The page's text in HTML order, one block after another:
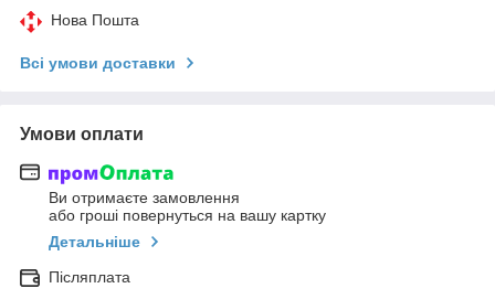
Нова Пошта
Всі умови доставки
Умови оплати
Ви отримаєте замовлення
або гроші повернуться на вашу картку
Детальніше
Післяплата